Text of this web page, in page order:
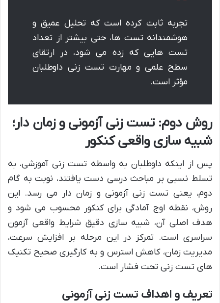
تجربه ثابت کرده است که تحلیل عمیق و
هوشمندانه تست ها، حتی بیشتر از تعداد
تست هایی که زده می شود، در ارتقای
سطح علمی و مهارت تست زنی داوطلبان
مؤثر است.
روش دوم: تست زنی آزمونی و زمان دار؛
شبیه سازی واقعی کنکور
پس از اینکه داوطلبان به واسطه تست زنی آموزشی، به
تسلط نسبی بر مباحث درسی دست یافتند، نوبت به گام
دوم، یعنی تست زنی آزمونی و زمان دار می رسد. این
روش، نقطه اوج آمادگی برای کنکور محسوب می شود و
هدف اصلی آن، شبیه سازی دقیق شرایط واقعی آزمون
سراسری است. تمرکز در این مرحله بر افزایش سرعت،
مدیریت زمان، کاهش استرس و به کارگیری صحیح تکنیک
های تست زنی تحت فشار است.
تعریف و اهداف تست زنی آزمونی